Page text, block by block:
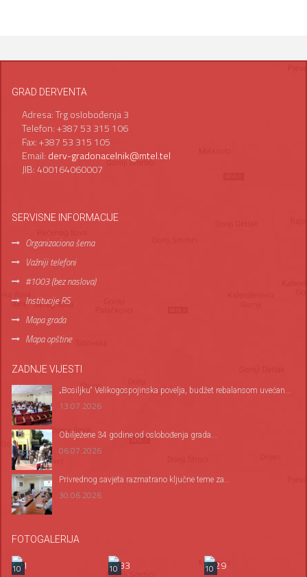
GRAD DERVENTA
Adresa: Trg oslobođenja 3
Telefon: +387 53 315 106
Fax: +387 53 315 105
Email: derv-gradonacelnik@mtel.tel
JIB: 400164060007
SERVISNE INFORMACIJE
Organizaciona šema
Važniji telefoni
#1003 (bez naslova)
Institucije RS
Mapa grada
Mapa opštine
ZADNJE VIJESTI
„Bosiljku“ Velikogospojinska povelja, budžet rebalansom uvećan...
13.07.2026
Оbilježene 34 godine od oslobođenja grada...
06.07.2026
Privrednog savjeta razmatrano ključne teme za...
30.06.2026
FOTOGALERIJA
10 10 10